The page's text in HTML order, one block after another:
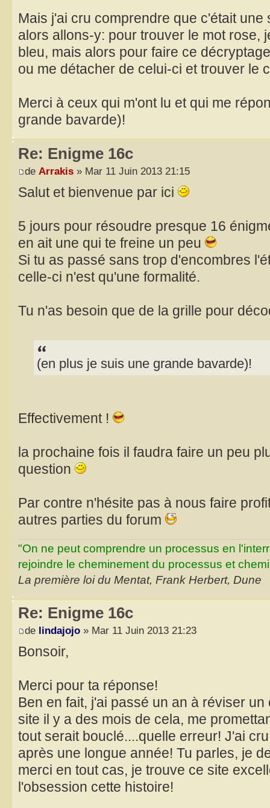
Mais j'ai cru comprendre que c'était une
alors allons-y: pour trouver le mot rose,
bleu, mais alors pour faire ce
ou me détacher de celui-ci et trouver le
Merci à ceux qui m'ont lu et qui me
grande bavarde)!
Re: Enigme 16c
de Arrakis » Mar 11 Juin 2013 21:15
Salut et bienvenue par ici
5 jours pour résoudre presque 16
en ait une qui te freine un peu
Si tu as passé sans trop d'encombres
celle-ci n'est qu'une formalité.
Tu n'as besoin que de la grille pour
(en plus je suis une grande bavarde)!
Effectivement !
la prochaine fois il faudra faire un peu
question
Par contre n'hésite pas à nous faire
autres parties du forum
"On ne peut comprendre un processus en
rejoindre le cheminement du processus et
La première loi du Mentat, Frank Herbert, Dune
Re: Enigme 16c
de lindajojo » Mar 11 Juin 2013 21:23
Bonsoir,
Merci pour ta réponse!
Ben en fait, j'ai passé un an à réviser
site il y a des mois de cela, me
tout serait bouclé....quelle erreur! J'ai
après une longue année! Tu parles, je
merci en tout cas, je trouve ce site
l'obsession cette histoire!